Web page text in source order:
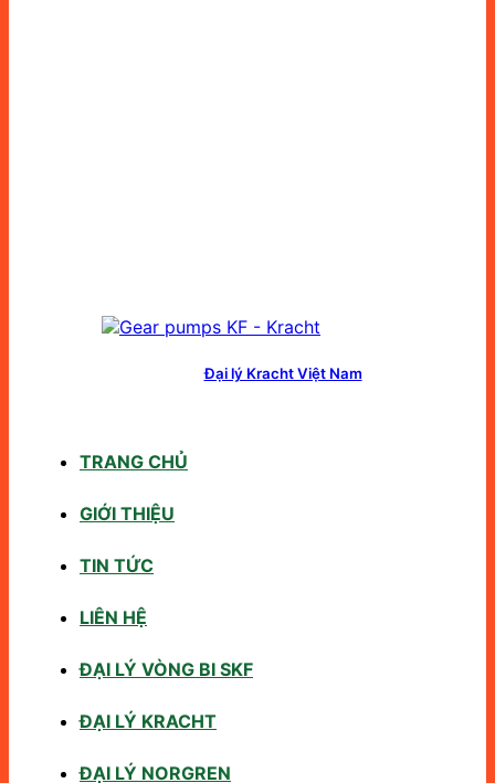
Đại lý Kracht Việt Nam
TRANG CHỦ
GIỚI THIỆU
TIN TỨC
LIÊN HỆ
ĐẠI LÝ VÒNG BI SKF
ĐẠI LÝ KRACHT
ĐẠI LÝ NORGREN